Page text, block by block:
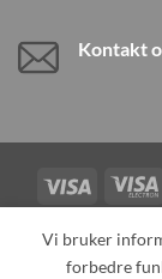
Kontakt
Visa
Vi bruker
forbedre